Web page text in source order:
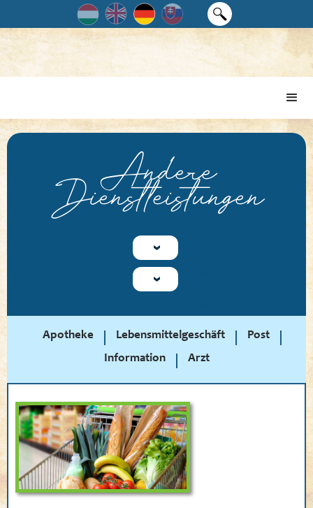
Andere
Dienstleistungen
Apotheke Lebensmittelgeschäft
Post
Information
Arzt